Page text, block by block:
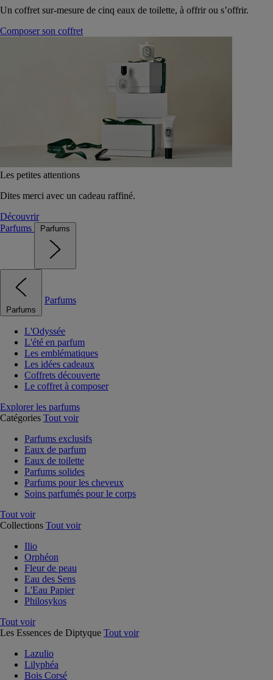
Un coffret sur-mesure de cinq eaux de toilette, à offrir ou s’offrir.
Composer son coffret
Les petites attentions
Dites merci avec un cadeau raffiné.
Découvrir
Parfums
Parfums
Parfums
Parfums
L'Odyssée
L'été en parfum
Les emblématiques
Les idées cadeaux
Coffrets découverte
Le coffret à composer
Explorer les parfums
Catégories Tout voir
Parfums exclusifs
Eaux de parfum
Eaux de toilette
Parfums solides
Parfums pour les cheveux
Soins parfumés pour le corps
Tout voir
Collections Tout voir
Ilio
Orphéon
Fleur de peau
Eau des Sens
L'Eau Papier
Philosykos
Tout voir
Les Essences de Diptyque Tout voir
Lazulio
Lilyphéa
Bois Corsé